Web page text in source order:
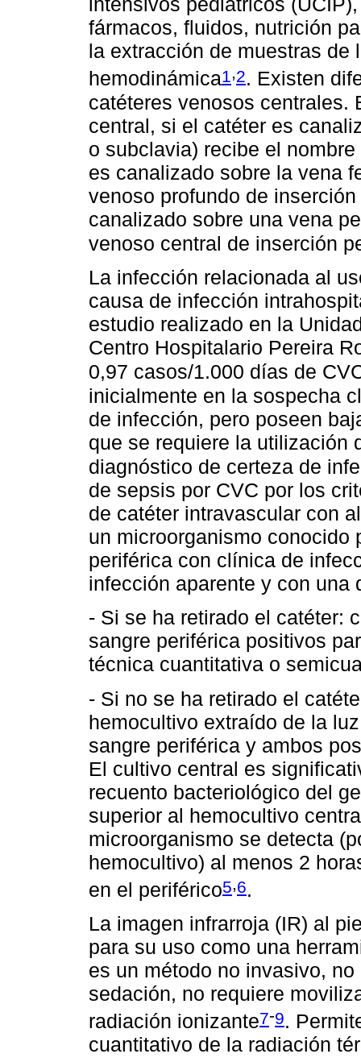
fármacos, fluidos, nutrición
la extracción de muestras de
hemodinámica1 ,2. Existen
catéteres venosos centrales.
central, si el catéter es
o subclavia) recibe el
es canalizado sobre la vena
venoso profundo de
canalizado sobre una vena
venoso central de inserción
La infección relacionada al
causa de infección
estudio realizado en la
Centro Hospitalario Pereira
0,97 casos/1.000 días de
inicialmente en la sospecha
de infección, pero poseen
que se requiere la utilización
diagnóstico de certeza de
de sepsis por CVC por los
de catéter intravascular con
un microorganismo conocido
periférica con clínica de
infección aparente y con
- Si se ha retirado el catéter:
sangre periférica positivos
técnica cuantitativa o
- Si no se ha retirado el
hemocultivo extraído de la
sangre periférica y ambos
El cultivo central es
recuento bacteriológico del
superior al hemocultivo
microorganismo se detecta
hemocultivo) al menos 2
en el periférico5 6.
La imagen infrarroja (IR) al
para su uso como una
es un método no invasivo,
sedación, no requiere
radiación ionizante7-9.
cuantitativo de la radiación